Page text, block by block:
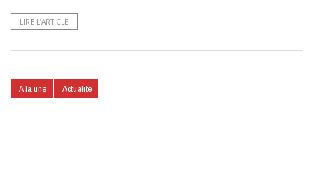
LIRE L’ARTICLE
A la une Actualité